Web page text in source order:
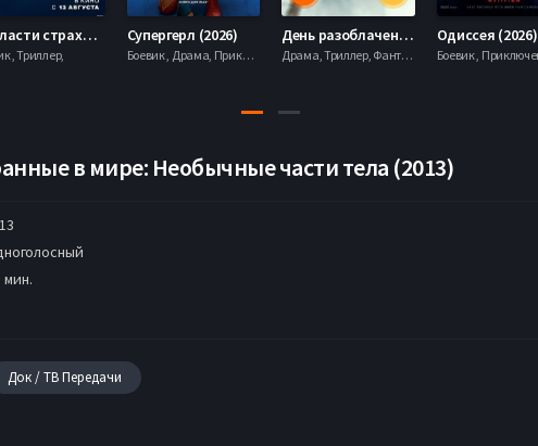
Во власти страха (2026)
, Триллер,
Супергерл (2026)
Боевик , Драма, Приключения, Фантастика,
День разоблачения (2026)
Драма, Триллер, Фантастика,
Одиссея (2026)
в мире: Необычные части тела (2013)
мин.
Док / ТВ Передачи